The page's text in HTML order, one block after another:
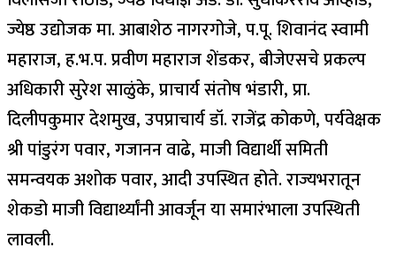
ज्येष्ठ उद्योजक मा. आबाशेठ नागरगोजे, प.पू. शिवानंद स्वामी
महाराज, ह.भ.प. प्रवीण महाराज शेंडकर, बीजेएसचे प्रकल्प
अधिकारी सुरेश साळुंके, प्राचार्य संतोष भंडारी, प्रा.
दिलीपकुमार देशमुख, उपप्राचार्य डॉ. राजेंद्र कोकणे, पर्यवेक्षक
श्री पांडुरंग पवार, गजानन वाढे, माजी विद्यार्थी समिती
समन्वयक अशोक पवार, आदी उपस्थित होते. राज्यभरातून
शेकडो माजी विद्यार्थ्यांनी आवर्जून या समारंभाला उपस्थिती
लावली.